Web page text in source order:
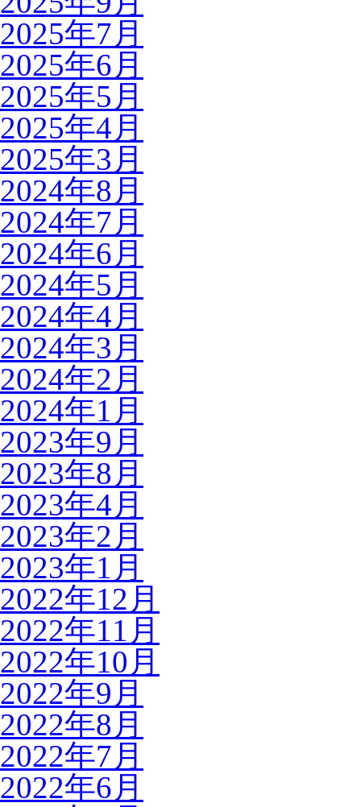
2025年7月
2025年6月
2025年5月
2025年4月
2025年3月
2024年8月
2024年7月
2024年6月
2024年5月
2024年4月
2024年3月
2024年2月
2024年1月
2023年9月
2023年8月
2023年4月
2023年2月
2023年1月
2022年12月
2022年11月
2022年10月
2022年9月
2022年8月
2022年7月
2022年6月